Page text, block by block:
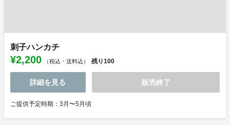
刺子ハンカチ
¥2,200 （税込・送料込） 残り100
詳細を見る 販売終了
ご提供予定時期：3月〜5月頃